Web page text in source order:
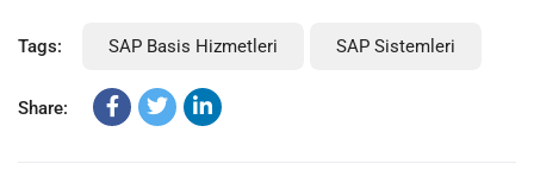
Tags: SAP Basis Hizmetleri SAP Sistemleri
Share: